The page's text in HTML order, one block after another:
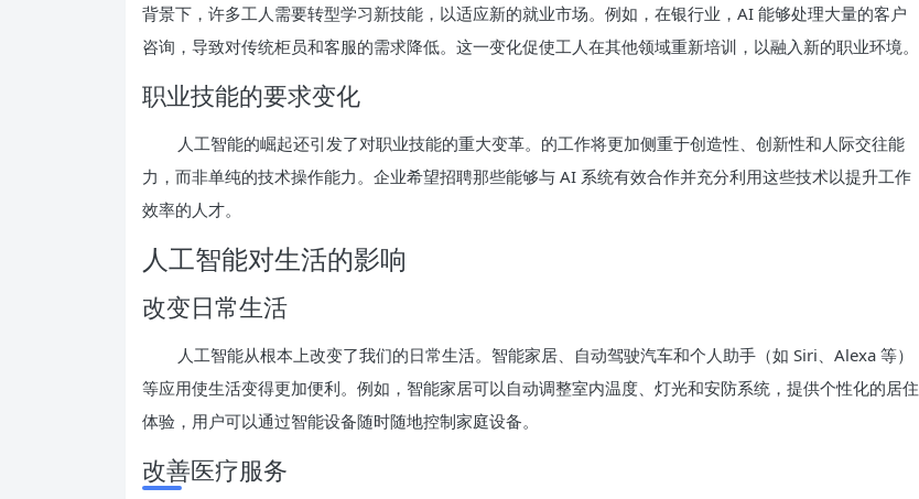
背景下，许多工人需要转型学习新技能，以适应新的就业市场。例如，在银行业，AI 能够处理大量的客户
咨询，导致对传统柜员和客服的需求降低。这一变化促使工人在其他领域重新培训，以融入新的职业环境。
职业技能的要求变化
人工智能的崛起还引发了对职业技能的重大变革。的工作将更加侧重于创造性、创新性和人际交往能
力，而非单纯的技术操作能力。企业希望招聘那些能够与 AI 系统有效合作并充分利用这些技术以提升工作
效率的人才。
人工智能对生活的影响
改变日常生活
人工智能从根本上改变了我们的日常生活。智能家居、自动驾驶汽车和个人助手（如 Siri、Alexa 等）
等应用使生活变得更加便利。例如，智能家居可以自动调整室内温度、灯光和安防系统，提供个性化的居住
体验，用户可以通过智能设备随时随地控制家庭设备。
改善医疗服务